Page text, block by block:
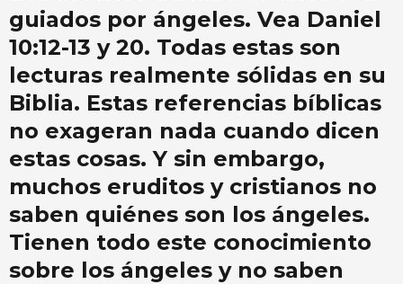
guiados por ángeles. Vea Daniel
10:12-13 y 20. Todas estas son
lecturas realmente sólidas en su
Biblia. Estas referencias bíblicas
no exageran nada cuando dicen
estas cosas. Y sin embargo,
muchos eruditos y cristianos no
saben quiénes son los ángeles.
Tienen todo este conocimiento
sobre los ángeles y no saben